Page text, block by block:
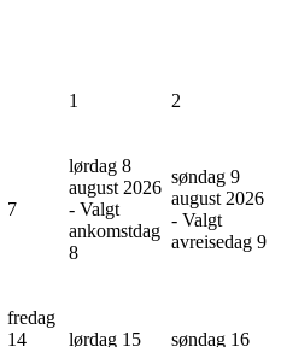
1 2
7
lørdag 8
august 2026
- Valgt
ankomstdag
8
søndag 9
august 2026
- Valgt
avreisedag 9
fredag
14
lørdag 15 søndag 16